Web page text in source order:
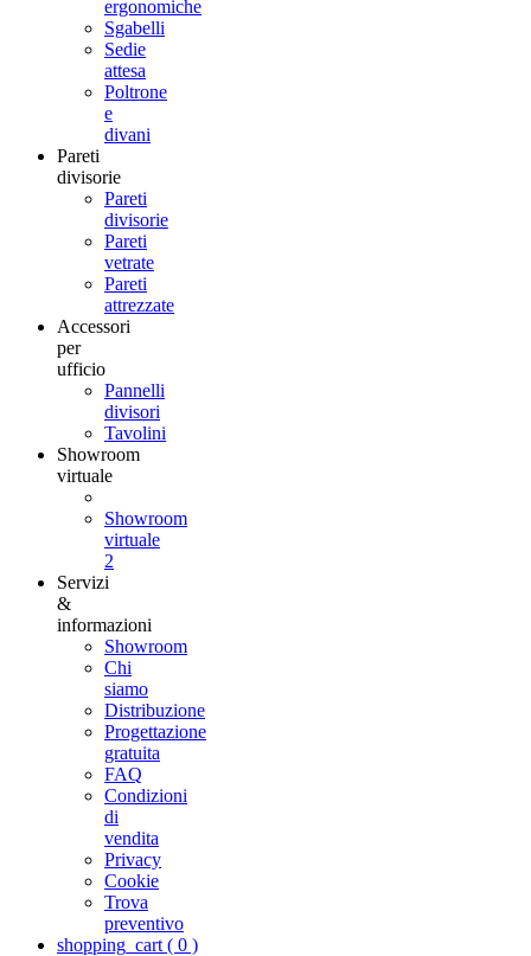
ergonomiche
Sgabelli
Sedie
attesa
Poltrone
e
divani
Pareti
divisorie
Pareti
divisorie
Pareti
vetrate
Pareti
attrezzate
Accessori
per
ufficio
Pannelli
divisori
Tavolini
Showroom
virtuale
Showroom
virtuale
2
Servizi
&
informazioni
Showroom
Chi
siamo
Distribuzione
Progettazione
gratuita
FAQ
Condizioni
di
vendita
Privacy
Cookie
Trova
preventivo
shopping_cart ( 0 )